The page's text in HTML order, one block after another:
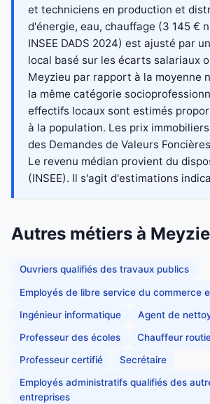
et techniciens en production et
d'énergie, eau, chauffage (3 145 €
INSEE DADS 2024) est ajusté par
local basé sur les écarts salariaux
Meyzieu par rapport à la moyenne
la même catégorie
effectifs locaux sont estimés
à la population. Les prix
des Demandes de Valeurs
Le revenu médian provient du
(INSEE). Il s'agit d'estimations
Autres métiers à
Ouvriers qualifiés des travaux publics
Employés de libre service du commerce
Ingénieur informatique Agent de
Professeur des écoles Chauffeur
Professeur certifié Secrétaire
Employés administratifs qualifiés des
entreprises